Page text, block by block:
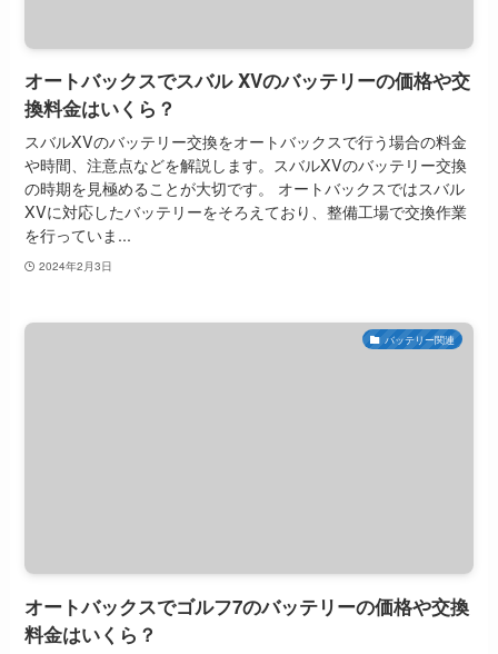
オートバックスでスバル XVのバッテリーの価格や交
換料金はいくら？
スバルXVのバッテリー交換をオートバックスで行う場合の料金
や時間、注意点などを解説します。スバルXVのバッテリー交換
の時期を見極めることが大切です。 オートバックスではスバル
XVに対応したバッテリーをそろえており、整備工場で交換作業
を行っていま...
2024年2月3日
バッテリー関連
オートバックスでゴルフ7のバッテリーの価格や交換
料金はいくら？